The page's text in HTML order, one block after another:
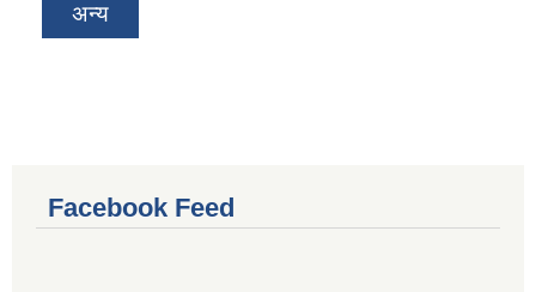
अन्य
Facebook Feed